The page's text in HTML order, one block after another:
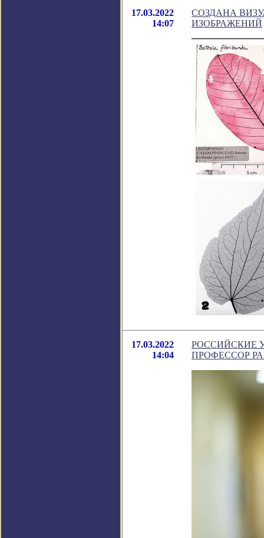
17.03.2022
14:07
СОЗДАНА
ИЗОБРАЖЕНИЙ
17.03.2022
14:04
РОССИЙСКИЕ
ПРОФЕССОР